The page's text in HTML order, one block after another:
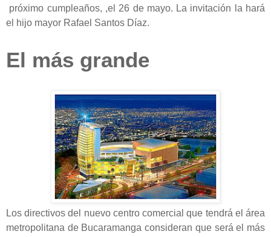
próximo cumpleaños, ,el 26 de mayo. La invitación la hará
el hijo mayor Rafael Santos Díaz.
El más grande
Los directivos del nuevo centro comercial que tendrá el área
metropolitana de Bucaramanga consideran que será el más